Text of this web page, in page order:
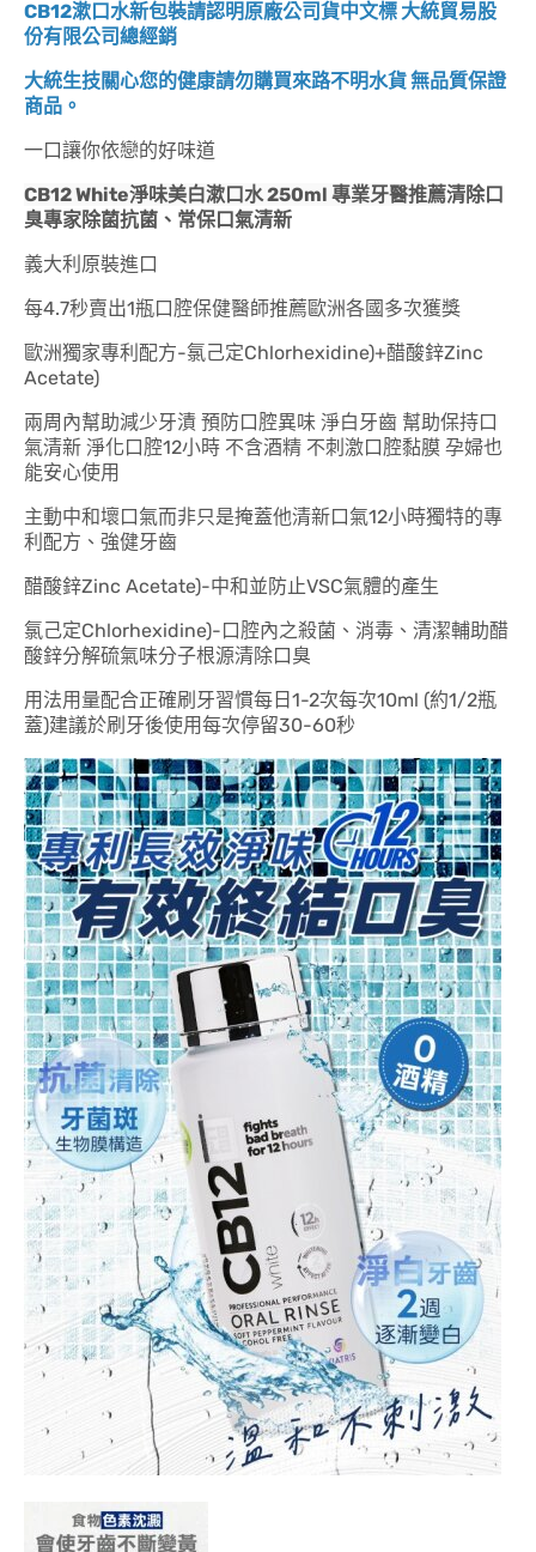
CB12漱口水新包裝請認明原廠公司貨中文標 大統貿易股
份有限公司總經銷
大統生技關心您的健康請勿購買來路不明水貨 無品質保證
商品。
一口讓你依戀的好味道
CB12 White淨味美白漱口水 250ml 專業牙醫推薦清除口
臭專家除菌抗菌、常保口氣清新
義大利原裝進口
每4.7秒賣出1瓶口腔保健醫師推薦歐洲各國多次獲獎
歐洲獨家專利配方-氯己定Chlorhexidine)+醋酸鋅Zinc
Acetate)
兩周內幫助減少牙漬 預防口腔異味 淨白牙齒 幫助保持口
氣清新 淨化口腔12小時 不含酒精 不刺激口腔黏膜 孕婦也
能安心使用
主動中和壞口氣而非只是掩蓋他清新口氣12小時獨特的專
利配方、強健牙齒
醋酸鋅Zinc Acetate)-中和並防止VSC氣體的產生
氯己定Chlorhexidine)-口腔內之殺菌、消毒、清潔輔助醋
酸鋅分解硫氣味分子根源清除口臭
用法用量配合正確刷牙習慣每日1-2次每次10ml (約1/2瓶
蓋)建議於刷牙後使用每次停留30-60秒